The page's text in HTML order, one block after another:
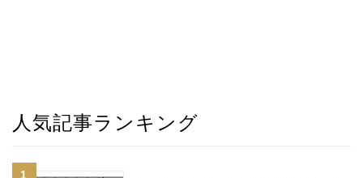
人気記事ランキング